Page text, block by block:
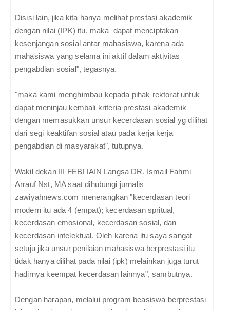
Disisi lain, jika kita hanya melihat prestasi akademik
dengan nilai (IPK) itu, maka dapat menciptakan
kesenjangan sosial antar mahasiswa, karena ada
mahasiswa yang selama ini aktif dalam aktivitas
pengabdian sosial", tegasnya.
"maka kami menghimbau kepada pihak rektorat untuk
dapat meninjau kembali kriteria prestasi akademik
dengan memasukkan unsur kecerdasan sosial yg dilihat
dari segi keaktifan sosial atau pada kerja kerja
pengabdian di masyarakat", tutupnya.
Wakil dekan III FEBI IAIN Langsa DR. Ismail Fahmi
Arrauf Nst, MA saat dihubungi jurnalis
zawiyahnews.com menerangkan "kecerdasan teori
modern itu ada 4 (empat); kecerdasan spritual,
kecerdasan emosional, kecerdasan sosial, dan
kecerdasan intelektual. Oleh karena itu saya sangat
setuju jika unsur penilaian mahasiswa berprestasi itu
tidak hanya dilihat pada nilai (ipk) melainkan juga turut
hadirnya keempat kecerdasan lainnya", sambutnya.
Dengan harapan, melalui program beasiswa berprestasi